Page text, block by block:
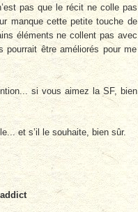
pas que le récit ne colle pas
manque cette petite touche de
éléments ne collent pas avec
pourrait être améliorés pour me
si vous aimez la SF, bien
et s’il le souhaite, bien sûr.